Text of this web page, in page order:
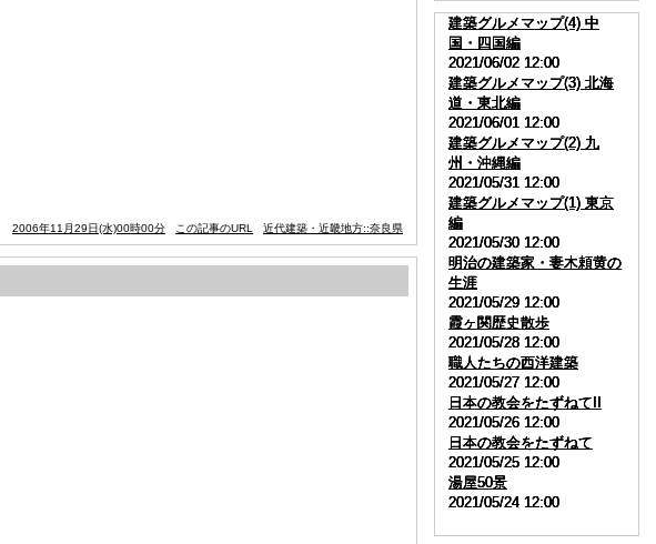
建築グルメマップ(4) 中
国・四国編
2021/06/02 12:00
建築グルメマップ(3) 北海
道・東北編
2021/06/01 12:00
建築グルメマップ(2) 九
州・沖縄編
2021/05/31 12:00
建築グルメマップ(1) 東京
編
2021/05/30 12:00
明治の建築家・妻木頼黄の
生涯
2021/05/29 12:00
霞ヶ関歴史散歩
2021/05/28 12:00
職人たちの西洋建築
2021/05/27 12:00
日本の教会をたずねてII
2021/05/26 12:00
日本の教会をたずねて
2021/05/25 12:00
湯屋50景
2021/05/24 12:00
建築グルメマップ(4) 中
国・四国編
2021/06/02 12:00
建築グルメマップ(3) 北海
道・東北編
2021/06/01 12:00
建築グルメマップ(2) 九
州・沖縄編
2021/05/31 12:00
建築グルメマップ(1) 東京
編
2021/05/30 12:00
明治の建築家・妻木頼黄の
生涯
2021/05/29 12:00
霞ヶ関歴史散歩
2021/05/28 12:00
職人たちの西洋建築
2021/05/27 12:00
日本の教会をたずねてII
2021/05/26 12:00
日本の教会をたずねて
2021/05/25 12:00
湯屋50景
2021/05/24 12:00
2006年11月29日(水)00時00分 この記事のURL 近代建築・近畿地方::奈良県
建築グルメマップ(4) 中
国・四国編
2021/06/02 12:00
建築グルメマップ(3) 北海
道・東北編
2021/06/01 12:00
建築グルメマップ(2) 九
州・沖縄編
2021/05/31 12:00
建築グルメマップ(1) 東京
編
2021/05/30 12:00
明治の建築家・妻木頼黄の
生涯
2021/05/29 12:00
霞ヶ関歴史散歩
2021/05/28 12:00
職人たちの西洋建築
2021/05/27 12:00
日本の教会をたずねてII
2021/05/26 12:00
日本の教会をたずねて
2021/05/25 12:00
湯屋50景
2021/05/24 12:00
建築グルメマップ(4) 中
国・四国編
2021/06/02 12:00
建築グルメマップ(3) 北海
道・東北編
2021/06/01 12:00
建築グルメマップ(2) 九
州・沖縄編
2021/05/31 12:00
建築グルメマップ(1) 東京
編
2021/05/30 12:00
明治の建築家・妻木頼黄の
生涯
2021/05/29 12:00
霞ヶ関歴史散歩
2021/05/28 12:00
職人たちの西洋建築
2021/05/27 12:00
日本の教会をたずねてII
2021/05/26 12:00
日本の教会をたずねて
2021/05/25 12:00
湯屋50景
2021/05/24 12:00